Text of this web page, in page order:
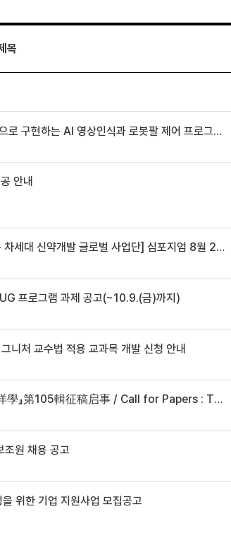
목
하는 AI 영상인식과 로봇팔 제어 프로그램 신청 안내
안내
신약개발 글로벌 사업단] 심포지엄 8월 24일 ~ 25일
프로그램 과제 공고(~10.9.(금)까지)
처 교수법 적용 교과목 개발 신청 안내
稿启事 / Call for Papers : The Oriental Studies, the 105th Issue
조원 채용 공고
위한 기업 지원사업 모집공고